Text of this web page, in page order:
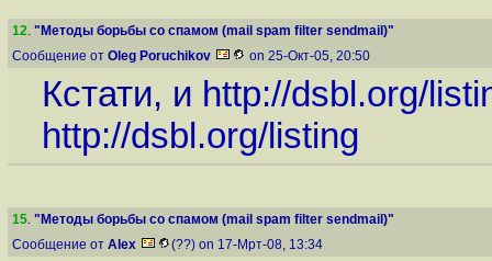
12. "Методы борьбы со спамом (mail spam filter sendmail)"
Сообщение от Oleg Poruchikov on 25-Окт-05, 20:50
Кстати, и http://dsbl.org/
http://dsbl.org/listing
15. "Методы борьбы со спамом (mail spam filter sendmail)"
Сообщение от Alex (??) on 17-Мрт-08, 13:34